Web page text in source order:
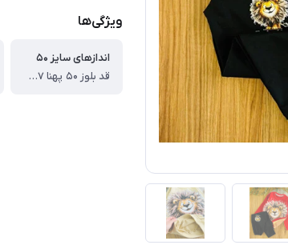
ویژگی‌ها
اندازهای سایز ۵۰
قد بلوز ۵۰ پهنا ۳۷ قد آستین از دوخت سرشانه ۴۳ قد شلوار ۶۹ سانت